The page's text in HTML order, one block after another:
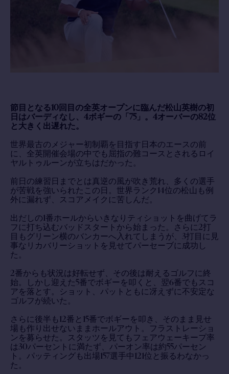
節目となる10回目の全英オープンに臨んだ松山英樹の初
日はバーディなし、4ボギーの「75」。4オーバーの82位
と大きく出遅れた。
世界最古のメジャー初制覇を目指す日本のエースの前
に、全英開催会場の中でも屈指の難コースとされるロイ
ヤルトゥルーンが立ちはだかった。
前日の練習日までとは真逆の風が吹き荒れ、多くの選手
が苦戦を強いられたこの日。世界ランク14位の松山も例
外に漏れず、スコアメイクに苦しんだ。
出だしの1番ホールからいきなりティショットを曲げてラ
フに打ち込むバッドスタートから始まった。さらに2打
目もグリーン横のバンカーへ入れてしまうが、3打目に見
事なリカバリーショットを見せてパーセーブに成功し
た。
2番からも状況は好転せず、その後は耐えるゴルフに終
始。しかし迎えた5番でボギーを叩くと、翌6番でもスコ
アを落とす。ショット、パットともに冴えずに不安定な
ゴルフが続いた。
さらに後半も12番と15番でボギーを叩き、そのまま見せ
場も作り出せないままホールアウト。フラストレーショ
ンを募らせた。スタッツを見てもフェアウェーキープ率
は30パーセントに満たず、パーオン率は約55パーセン
ト。パッティングも出場157選手中121位と振るわなかっ
た。